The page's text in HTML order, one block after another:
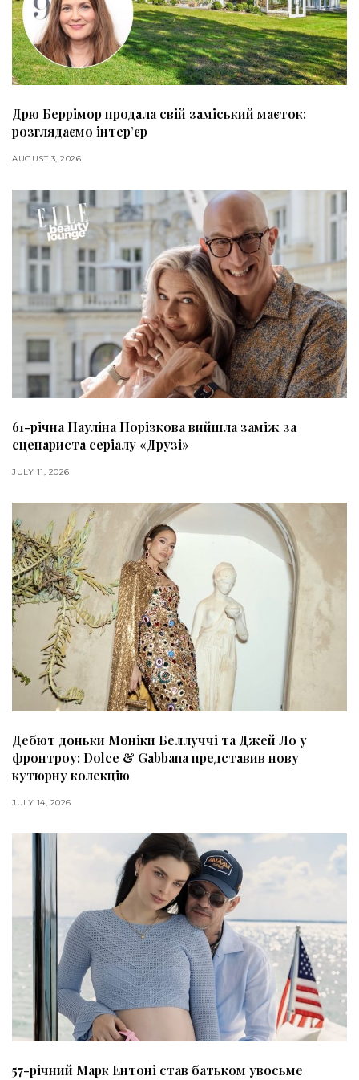
Дрю Беррімор продала свій заміський маєток:
розглядаємо інтер’єр
AUGUST 3, 2026
61-річна Пауліна Порізкова вийшла заміж за
сценариста серіалу «Друзі»
JULY 11, 2026
Дебют доньки Моніки Беллуччі та Джей Ло у
фронтроу: Dolce & Gabbana представив нову
кутюрну колекцію
JULY 14, 2026
57-річний Марк Ентоні став батьком увосьме